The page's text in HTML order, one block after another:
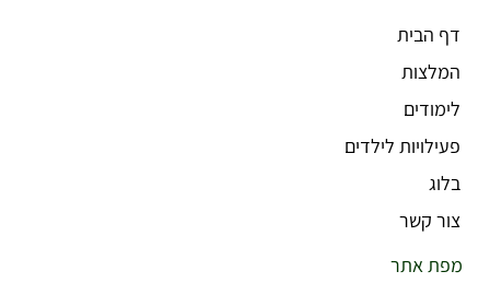
דף הבית
המלצות
לימודים
פעילויות לילדים
בלוג
צור קשר
מפת אתר